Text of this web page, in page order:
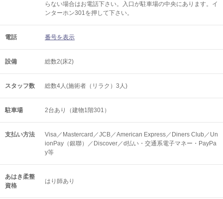
らない場合はお電話下さい。入口が駐車場の中央にあります。イ
ンターホン301を押して下さい。
電話 番号を表示
設備 総数2(床2)
スタッフ数 総数4人(施術者（リラク）3人)
駐車場 2台あり（建物1階301）
支払い方法
Visa／Mastercard／JCB／American Express／Diners Club／Un
ionPay（銀聯）／Discover／d払い・交通系電子マネー・PayPa
y等
あはき柔整
資格
はり師あり